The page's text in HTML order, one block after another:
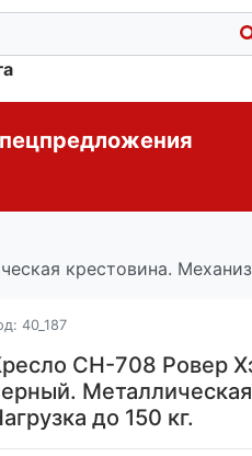
крестовина.
40_187
СН-708 Ровер
до 150 кг.